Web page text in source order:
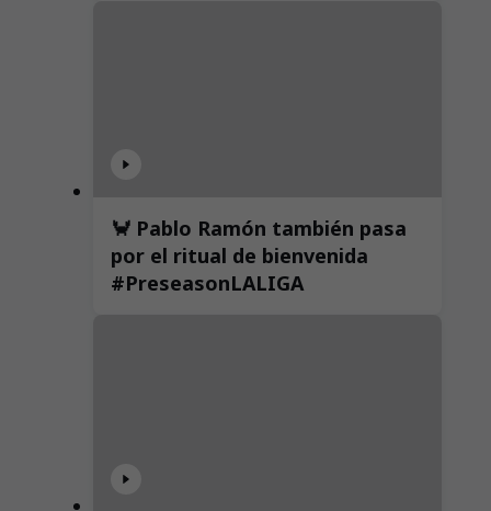
🦀 Pablo Ramón también pasa
por el ritual de bienvenida
#PreseasonLALIGA